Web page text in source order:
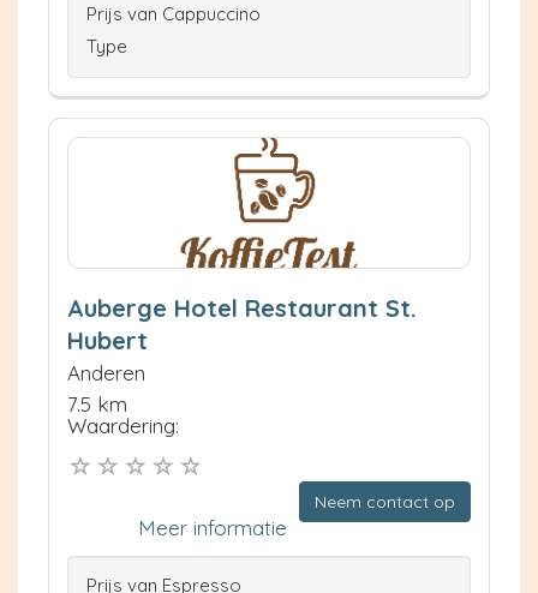
Prijs van Cappuccino
Type
Auberge Hotel Restaurant St.
Hubert
Anderen
7.5 km
Waardering:
Neem contact op
Meer informatie
Prijs van Espresso